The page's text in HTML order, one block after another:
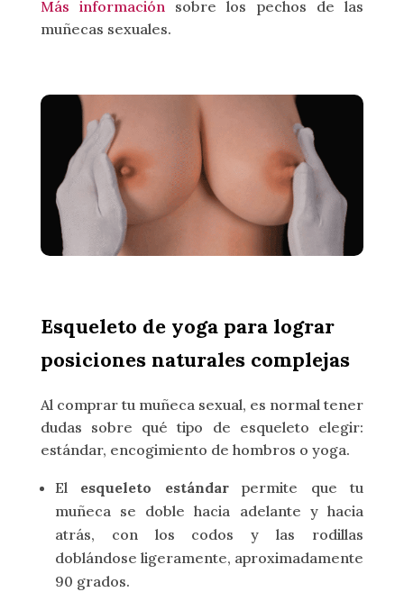
Más información sobre los pechos de las
muñecas sexuales.
Esqueleto de yoga para lograr
posiciones naturales complejas
Al comprar tu muñeca sexual, es normal tener
dudas sobre qué tipo de esqueleto elegir:
estándar, encogimiento de hombros o yoga.
El esqueleto estándarpermite que tu
muñeca se doble hacia adelante y hacia
atrás, con los codos y las rodillas
doblándose ligeramente, aproximadamente
90 grados.